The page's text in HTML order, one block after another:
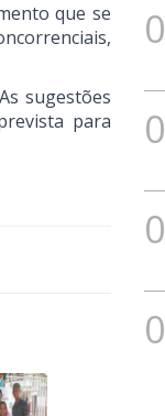
que se
sugestões
para